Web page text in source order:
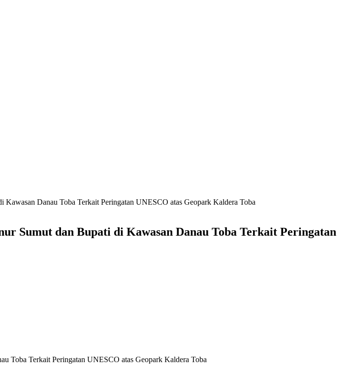
Danau Toba Terkait Peringatan UNESCO atas Geopark Kaldera Toba
Sumut dan Bupati di Kawasan Danau Toba Terkait Peringatan
Toba Terkait Peringatan UNESCO atas Geopark Kaldera Toba